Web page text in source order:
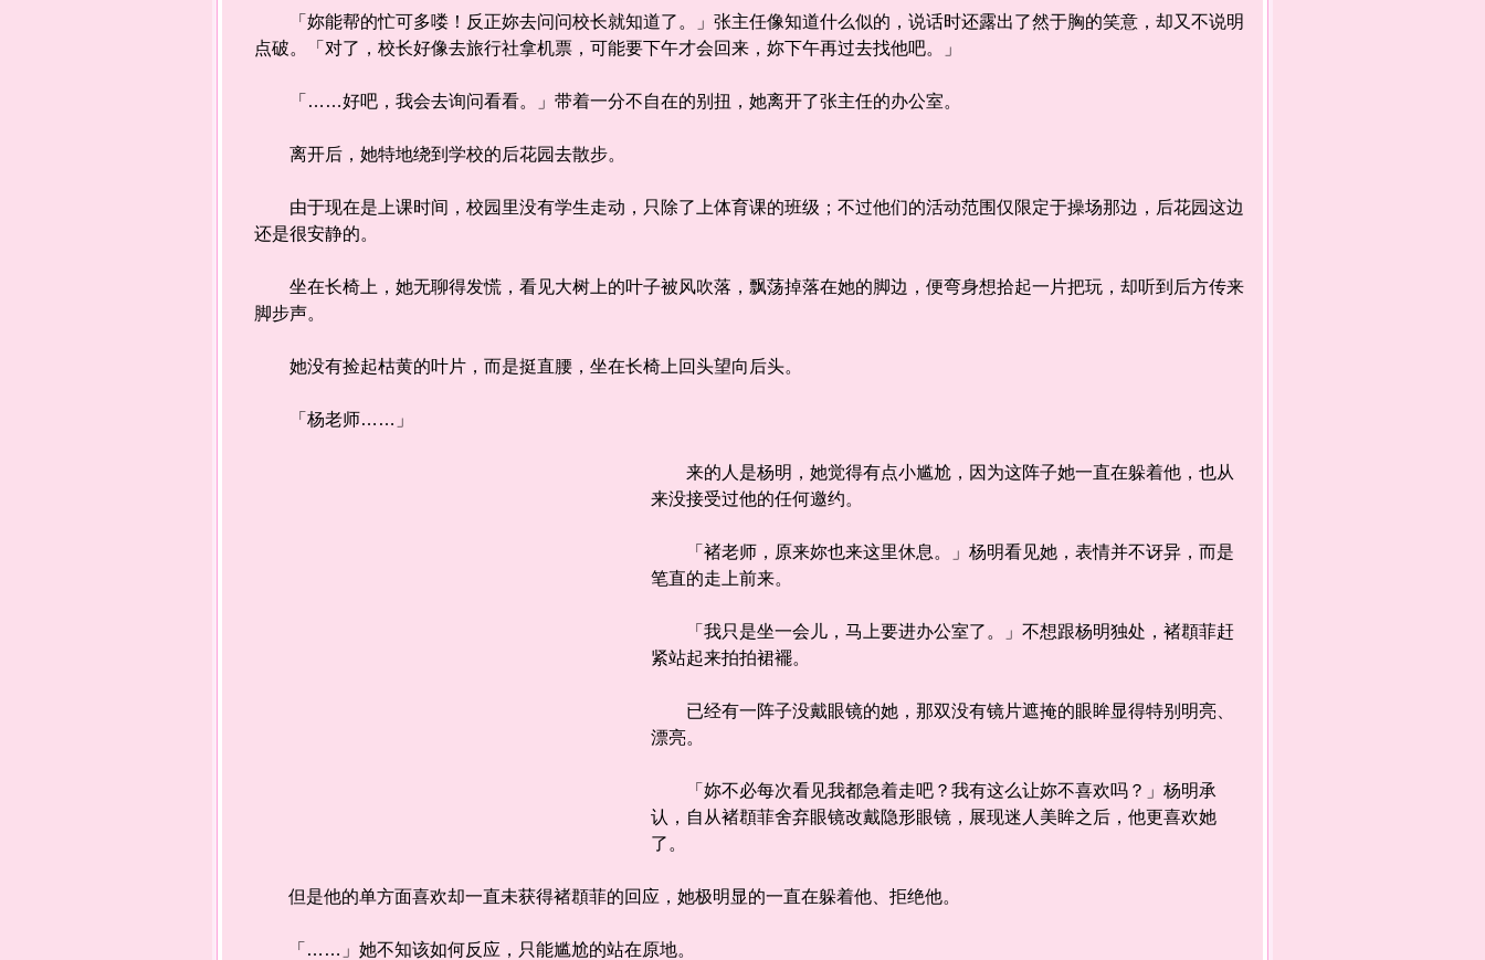
「妳能帮的忙可多喽！反正妳去问问校长就知道了。」张主任像知道什么似的，说话时还露出了然于胸的笑意，却又不说明
点破。「对了，校长好像去旅行社拿机票，可能要下午才会回来，妳下午再过去找他吧。」
「……好吧，我会去询问看看。」带着一分不自在的别扭，她离开了张主任的办公室。
离开后，她特地绕到学校的后花园去散步。
由于现在是上课时间，校园里没有学生走动，只除了上体育课的班级；不过他们的活动范围仅限定于操场那边，后花园这边
还是很安静的。
坐在长椅上，她无聊得发慌，看见大树上的叶子被风吹落，飘荡掉落在她的脚边，便弯身想拾起一片把玩，却听到后方传来
脚步声。
她没有捡起枯黄的叶片，而是挺直腰，坐在长椅上回头望向后头。
「杨老师……」
来的人是杨明，她觉得有点小尴尬，因为这阵子她一直在躲着他，也从
来没接受过他的任何邀约。
「褚老师，原来妳也来这里休息。」杨明看见她，表情并不讶异，而是
笔直的走上前来。
「我只是坐一会儿，马上要进办公室了。」不想跟杨明独处，褚頵菲赶
紧站起来拍拍裙襬。
已经有一阵子没戴眼镜的她，那双没有镜片遮掩的眼眸显得特别明亮、
漂亮。
「妳不必每次看见我都急着走吧？我有这么让妳不喜欢吗？」杨明承
认，自从褚頵菲舍弃眼镜改戴隐形眼镜，展现迷人美眸之后，他更喜欢她
了。
但是他的单方面喜欢却一直未获得褚頵菲的回应，她极明显的一直在躲着他、拒绝他。
「……」她不知该如何反应，只能尴尬的站在原地。